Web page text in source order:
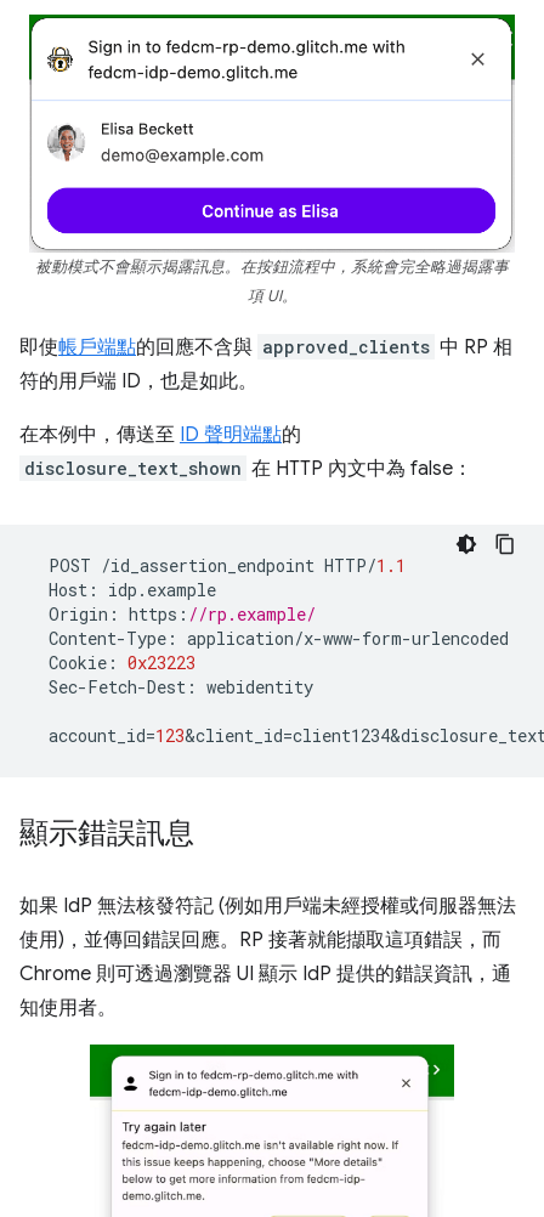
被動模式不會顯示揭露訊息。在按鈕流程中，系統會完全略過揭露事
項 UI。
即使帳戶端點的回應不含與 approved_clients 中 RP 相
符的用戶端 ID，也是如此。
在本例中，傳送至 ID 聲明端點的
disclosure_text_shown 在 HTTP 內文中為 false：
POST /id_assertion_endpoint HTTP/1.1
Host : idp . example
Origin : https : //rp.example/
Content-Type : application/x-www-form-urlencoded
Cookie : 0x23223
Sec-Fetch-Dest : webidentity
account_id=123&client_id=
顯示錯誤訊息
如果 IdP 無法核發符記 (例如用戶端未經授權或伺服器無法
使用)，並傳回錯誤回應。RP 接著就能擷取這項錯誤，而
Chrome 則可透過瀏覽器 UI 顯示 IdP 提供的錯誤資訊，通
知使用者。